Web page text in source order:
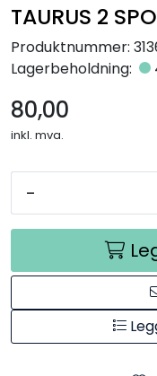
TAURUS 2
Produktnummer:
Lagerbeholdning:
80,00
inkl. mva.
-
Dekaler
Bøker